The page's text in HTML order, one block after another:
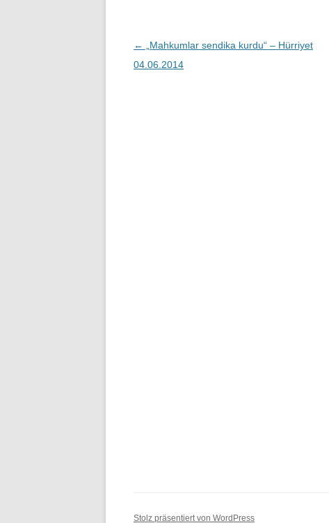
Beitragsnavigation
←
„Mahkumlar sendika kurdu“ – Hürriyet
04.06.2014
Stolz präsentiert von WordPress